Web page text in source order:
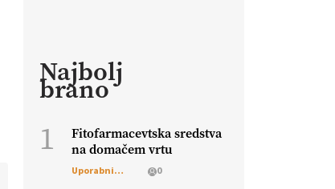
Najbolj
brano
1
Fitofarmacevtska sredstva
na domačem vrtu
Uporabni vrt 0